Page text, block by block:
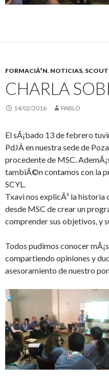
FORMACIÃ³N, NOTICIAS,
CHARLA
14/02/2016 PABLO
El sÃ¡bado 13 de febrero
PdJÂ en nuestra sede de
procedente de MSC.
tambiÃ©n contamos con la
SCYL.
Txavi nos explicÃ³ la historia
desde MSC de crear un
comprender sus objetivos, y
Todos pudimos conocer
compartiendo opiniones y
asesoramiento de nuestro